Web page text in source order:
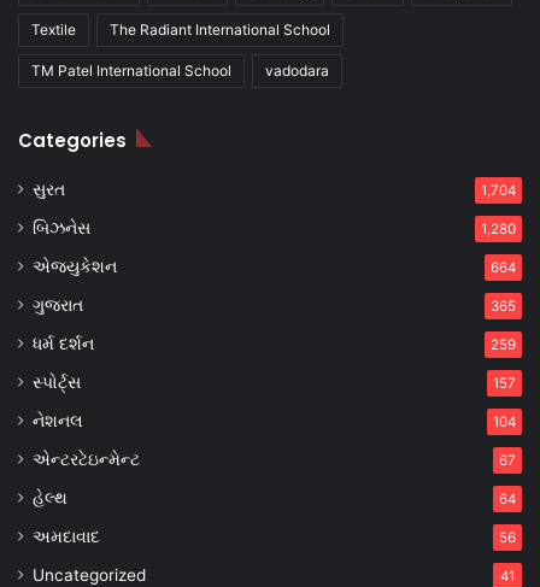
Textile The Radiant International School
TM Patel International School vadodara
Categories
સુરત 1,704
બિઝનેસ 1,280
એજ્યુકેશન 664
ગુજરાત 365
ધર્મ દર્શન 259
સ્પોર્ટ્સ 157
નેશનલ 104
એન્ટરટેઇન્મેન્ટ 67
હેલ્થ 64
અમદાવાદ 56
Uncategorized 41